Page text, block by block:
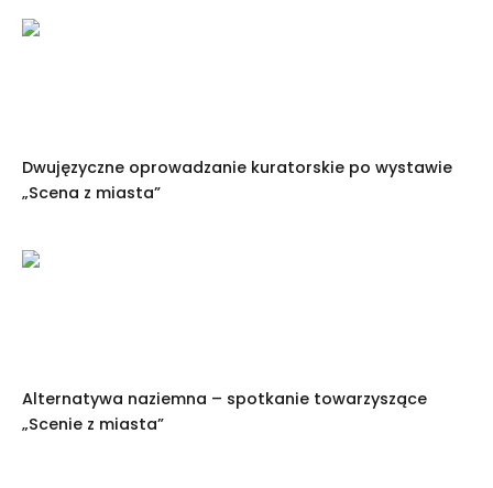
Dwujęzyczne oprowadzanie kuratorskie po wystawie
„Scena z miasta”
Alternatywa naziemna – spotkanie towarzyszące
„Scenie z miasta”